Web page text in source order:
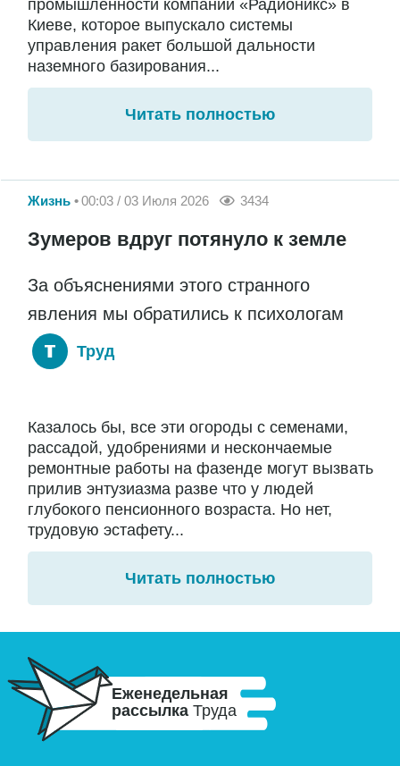
промышленности компании «Радионикс» в
Киеве, которое выпускало системы
управления ракет большой дальности
наземного базирования...
Читать полностью
Жизнь 00:03 / 03 Июля 2026 3434
Зумеров вдруг потянуло к земле
За объяснениями этого странного
явления мы обратились к психологам
Труд
Казалось бы, все эти огороды с семенами,
рассадой, удобрениями и нескончаемые
ремонтные работы на фазенде могут вызвать
прилив энтузиазма разве что у людей
глубокого пенсионного возраста. Но нет,
трудовую эстафету...
Читать полностью
Еженедельная
рассылка Труда